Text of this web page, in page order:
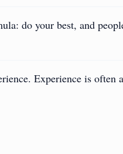
do your best, and
Experience is often